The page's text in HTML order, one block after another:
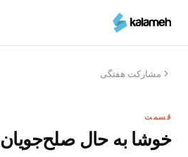
محتوای
مشارکت هفتگی
قسمت
خوشا به حال صلح‌جویان